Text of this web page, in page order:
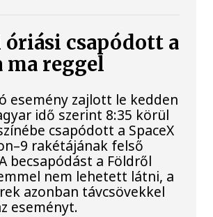
óriási csapódott a
ma reggel
esemény zajlott le kedden
idő szerint 8:35 körül
csapódott a SpaceX
rakétájának felső
becsapódást a Földről
nem lehetett látni, a
azonban távcsövekkel
eseményt.